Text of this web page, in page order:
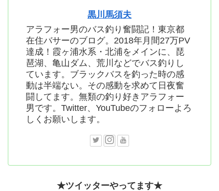
黒川馬須夫
アラフォー男のバス釣り奮闘記！東京都
在住バサーのブログ。2018年月間27万PV
達成！霞ヶ浦水系・北浦をメインに、琵
琶湖、亀山ダム、荒川などでバス釣りし
ています。ブラックバスを釣った時の感
動は半端ない。その感動を求めて日夜奮
闘してます。無類の釣り好きアラフォー
男です。Twitter、YouTubeのフォローよろ
しくお願いします。
★ツイッターやってます★